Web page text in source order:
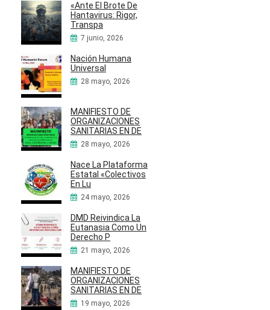
«Ante El Brote De
Hantavirus: Rigor,
Transpa
7 junio, 2026
Nación Humana
Universal
28 mayo, 2026
MANIFIESTO DE
ORGANIZACIONES
SANITARIAS EN DE
28 mayo, 2026
Nace La Plataforma
Estatal «Colectivos
En Lu
24 mayo, 2026
DMD Reivindica La
Eutanasia Como Un
Derecho P
21 mayo, 2026
MANIFIESTO DE
ORGANIZACIONES
SANITARIAS EN DE
19 mayo, 2026